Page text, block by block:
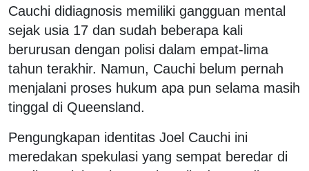
Cauchi didiagnosis memiliki gangguan mental
sejak usia 17 dan sudah beberapa kali
berurusan dengan polisi dalam empat-lima
tahun terakhir. Namun, Cauchi belum pernah
menjalani proses hukum apa pun selama masih
tinggal di Queensland.
Pengungkapan identitas Joel Cauchi ini
meredakan spekulasi yang sempat beredar di